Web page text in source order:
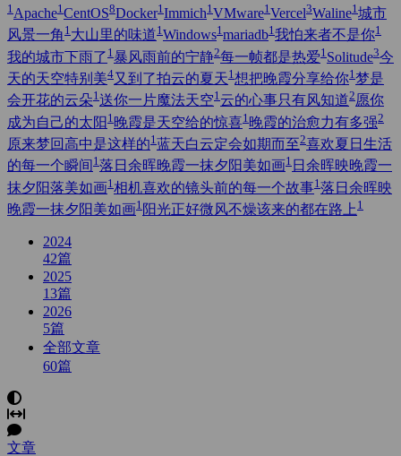
1 Apache1 CentOS8Docker1 Immich1 VMware1 Vercel3Waline1 城市
风景一角 1 大山里的味道1 Windows1 mariadb1 我怕来者不是你1
我的城市下雨了 1 暴风雨前的宁静2每一帧都是热爱1 Solitude3今
天的天空特别美4又到了拍云的夏天1 想把晚霞分享给你1 梦是
会开花的云朵1 送你一片魔法天空1 云的心事只有风知道2愿你
成为自己的太阳 1 晚霞是天空给的惊喜1 晚霞的治愈力有多强2
原来梦回高中是这样的1 蓝天白云定会如期而至2喜欢夏日生活
的每一个瞬间 1 落日余晖晚霞一抹夕阳美如画1 日余晖映晚霞一
抹夕阳落美如画1 相机喜欢的镜头前的每一个故事1 落日余晖映
晚霞一抹夕阳美如画1 阳光正好微风不燥该来的都在路上 1
2024
42篇
2025
13篇
2026
5篇
全部文章
60篇
文章